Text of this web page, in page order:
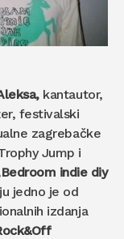
kantautor,
festivalski
zagrebačke
Jump i
indie diy
jedno je od
izdanja